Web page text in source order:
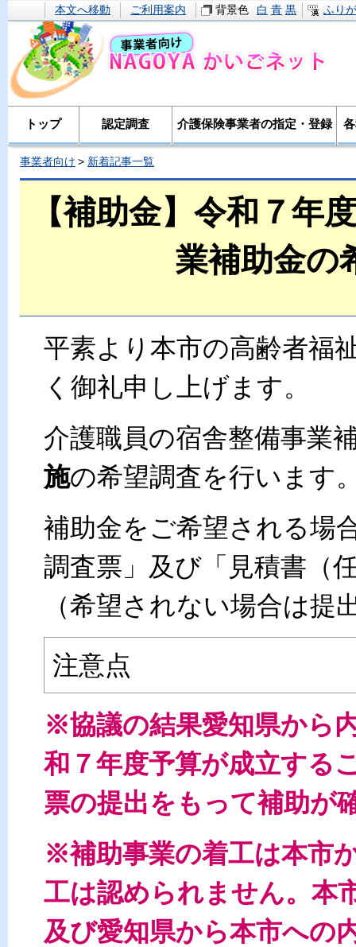
本文へ移動 ご利用案内 背景色 白 青 黒 ふり
トップ 認定調査 介護保険事業者の指定・登録
事業者向け 新着記事一覧
【補助金】令和７年
業補助金の
平素より本市の高齢者福
く御礼申し上げます。
介護職員の宿舎整備事業
施の希望調査を行います
補助金をご希望される場
調査票」及び「見積書（
（希望されない場合は提
注意点
※協議の結果愛知県から
和７年度予算が成立する
票の提出をもって補助が
※補助事業の着工は本市
工は認められません。本
及び愛知県から本市への